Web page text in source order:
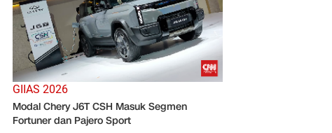
GIIAS 2026
Modal Chery J6T CSH Masuk Segmen
Fortuner dan Pajero Sport